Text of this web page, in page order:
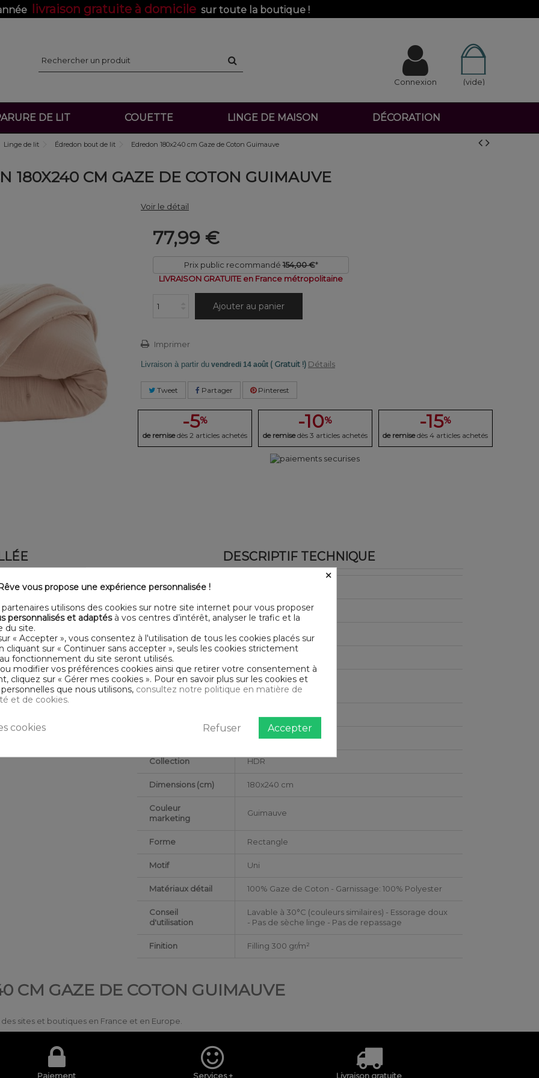
livraison gratuite à domicile sur toute la boutique !
(vide)
Connexion
DE LIT COUETTE LINGE DE MAISON DÉCORATION
Linge de lit Édredon bout de lit Edredon 180x240 cm Gaze de Coton Guimauve
180X240 CM GAZE DE COTON GUIMAUVE
Voir le détail
77,99 €
Prix public recommandé 154,00 €*
LIVRAISON GRATUITE en France métropolitaine
Ajouter au panier
Imprimer
Livraison à partir du vendredi 14 août ( Gratuit !) Détails
Tweet Partager Pinterest
-5%
de remise dès 2 articles achetés
-10%
de remise dès 3 articles achetés
-15%
de remise dès 4 articles achetés
nocives pouvant
et reliées par des
moelleux. Avec son côté
dans la douceur des
300 gr/m² 180 x 240 cm
doux - Pas de sèche linge
DESCRIPTIF TECHNIQUE
Certification
Longueur 240
Grammage 125g/m²
Matériaux
Conseils
d'entretien
Lavable en machine
180
Collection HDR
Dimensions (cm) 180x240 cm
Couleur
marketing
Guimauve
Forme Rectangle
Motif Uni
Matériaux détail 100% Gaze de Coton - Garnissage: 100% Polyester
Conseil
d'utilisation
Lavable à 30°C (couleurs similaires) - Essorage doux
- Pas de sèche linge - Pas de repassage
Finition Filling 300 gr/m²
CM GAZE DE COTON GUIMAUVE
sites et boutiques en France et en Europe.
Paiement Services + Livraison gratuite
×
vous propose une expérience personnalisée !
utilisons des cookies sur notre site internet pour vous proposer
personnalisés et adaptésà vos centres d’intérêt, analyser le trafic et la
du site.
« Accepter », vous consentez à l'utilisation de tous les cookies placés sur
cliquant sur « Continuer sans accepter », seuls les cookies strictement
fonctionnement du site seront utilisés.
modifier vos préférences cookies ainsi que retirer votre consentement à
cliquez sur « Gérer mes cookies ». Pour en savoir plus sur les cookies et
que nous utilisons, consultez notre politique en matière de
et de cookies.
Accepter
Refuser
cookies